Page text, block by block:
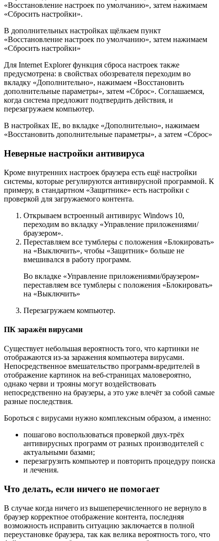
«Восстановление настроек по умолчанию», затем нажимаем
«Сбросить настройки».
В дополнительных настройках щёлкаем пункт
«Восстановление настроек по умолчанию», затем нажимаем
«Сбросить настройки»
Для Internet Explorer функция сброса настроек также
предусмотрена: в свойствах обозревателя переходим во
вкладку «Дополнительно», нажимаем «Восстановить
дополнительные параметры», затем «Сброс». Соглашаемся,
когда система предложит подтвердить действия, и
перезагружаем компьютер.
В настройках IE, во вкладке «Дополнительно», нажимаем
«Восстановить дополнительные параметры», а затем «Сброс»
Неверные настройки антивируса
Кроме внутренних настроек браузера есть ещё настройки
системы, которые регулируются антивирусной программой. К
примеру, в стандартном «Защитнике» есть настройки с
проверкой для загружаемого контента.
Открываем встроенный антивирус Windows 10,
переходим во вкладку «Управление приложениями/
браузером».
Переставляем все тумблеры с положения «Блокировать»
на «Выключить», чтобы «Защитник» больше не
вмешивался в работу программ.
Во вкладке «Управление приложениями/браузером»
переставляем все тумблеры с положения «Блокировать»
на «Выключить»
Перезагружаем компьютер.
ПК заражён вирусами
Существует небольшая вероятность того, что картинки не
отображаются из-за заражения компьютера вирусами.
Непосредственное вмешательство программ-вредителей в
отображение картинок на веб-страницах маловероятно,
однако черви и трояны могут воздействовать
непосредственно на браузеры, а это уже влечёт за собой самые
разные последствия.
Бороться с вирусами нужно комплексным образом, а именно:
пошагово воспользоваться проверкой двух-трёх
антивирусных программ от разных производителей с
актуальными базами;
перезагрузить компьютер и повторить процедуру поиска
и лечения.
Что делать, если ничего не помогает
В случае когда ничего из вышеперечисленного не вернуло в
браузер корректное отображение контента, последняя
возможность исправить ситуацию заключается в полной
переустановке браузера, так как велика вероятность того, что